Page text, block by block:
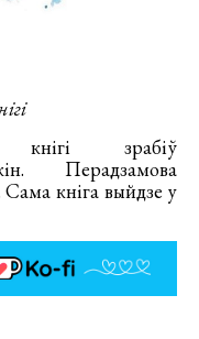
кнігі зрабіў
Перадзамова
Сама кніга выйдзе у